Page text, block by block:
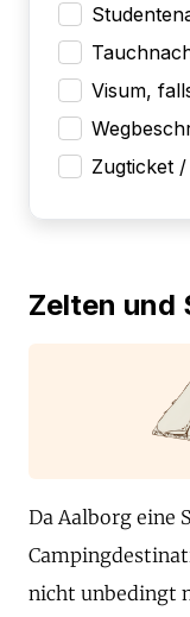
Visum,
Zugticket
Zelten und
Da Aalborg eine
nicht unbedingt